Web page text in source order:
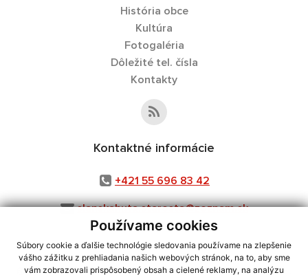
Používame cookies
Súbory cookie a ďalšie technológie sledovania používame na zlepšenie
vášho zážitku z prehliadania našich webových stránok, na to, aby sme
vám zobrazovali prispôsobený obsah a cielené reklamy, na analýzu
História obce
Kultúra
Fotogaléria
Dôležité tel. čísla
Kontakty
Kontaktné informácie
+421 55 696 83 42
slanskahuta.starosta@zoznam.sk
využite možnosť získavania aktuálnych informácií s využitím RSS